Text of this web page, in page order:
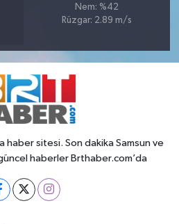
Nem: %42
Rüzgar: 2.89 m/s
haber sitesi. Son dakika Samsun ve
haberler Brthaber.com’da